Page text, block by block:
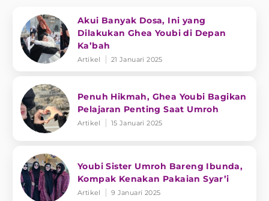
Akui Banyak Dosa, Ini yang
Dilakukan Ghea Youbi di Depan
Ka’bah
Artikel 21 Januari 2025
Penuh Hikmah, Ghea Youbi Bagikan
Pelajaran Penting Saat Umroh
Artikel 15 Januari 2025
Youbi Sister Umroh Bareng Ibunda,
Kompak Kenakan Pakaian Syar’i
Artikel 9 Januari 2025